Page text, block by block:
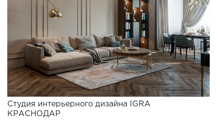
Студия интерьерного дизайна IGRA
КРАСНОДАР